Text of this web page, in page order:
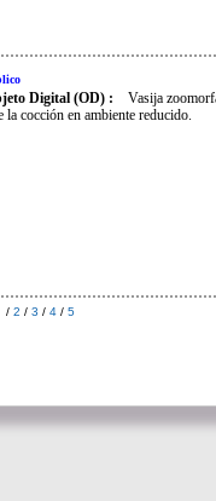
Digital (OD) :
Vasija
la cocción en ambiente reducido.
/ 2 / 3 / 4 / 5